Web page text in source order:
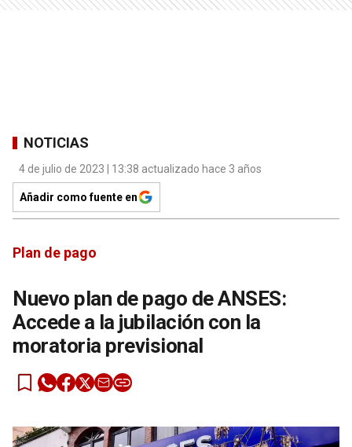
NOTICIAS
4 de julio de 2023 | 13:38 actualizado hace 3 años
Añadir como fuente en
Plan de pago
Nuevo plan de pago de ANSES:
Accede a la jubilación con la
moratoria previsional